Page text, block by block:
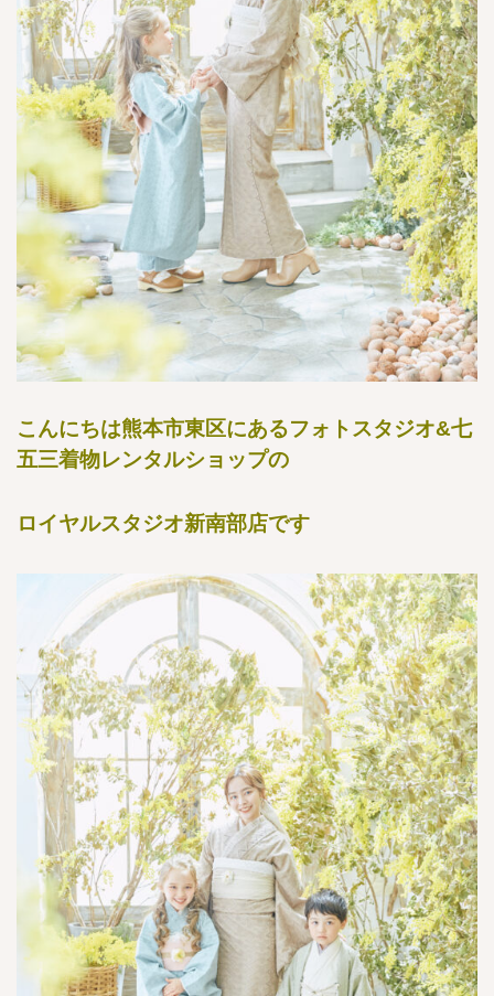
こんにちは熊本市東区にあるフォトスタジオ&七
五三着物レンタルショップの
ロイヤルスタジオ新南部店です